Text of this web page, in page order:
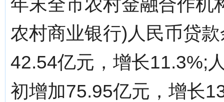
年末全市农村金融合作机
农村商业银行)人民币贷
42.54亿元，增长11.3%;
初增加75.95亿元，增长